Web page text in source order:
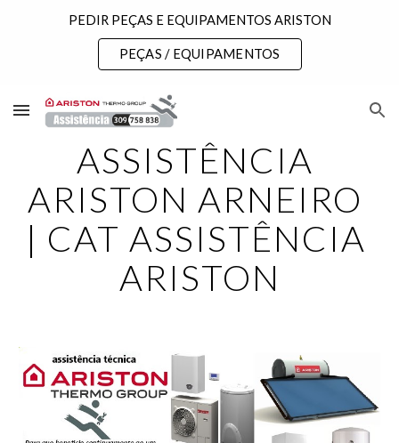
Skip to main content
PEDIR PEÇAS E EQUIPAMENTOS ARISTON
PEÇAS / EQUIPAMENTOS
ASSISTÊNCIA
ARISTON ARNEIRO
| CAT ASSISTÊNCIA
ARISTON